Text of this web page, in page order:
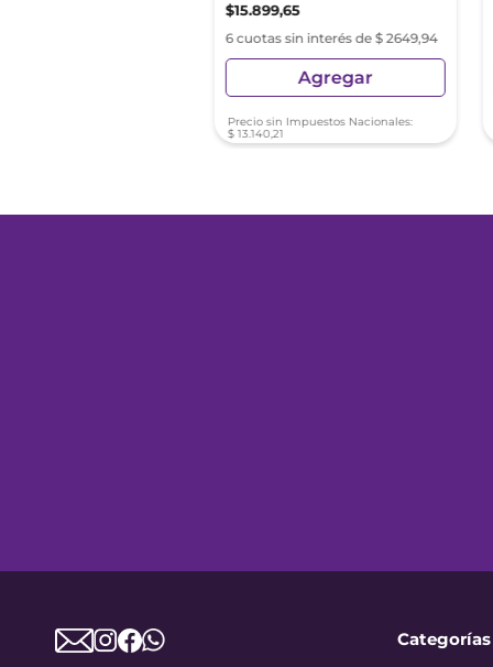
$15.899,65
6 cuotas sin interés de $ 2649,94
Agregar
Precio sin Impuestos Nacionales:
$ 13.140,21
Categorías